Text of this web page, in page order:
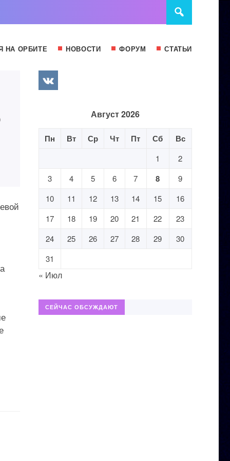
НА ОРБИТЕ НОВОСТИ ФОРУМ СТАТЬИ
Август 2026
Пн Вт Ср Чт Пт Сб Вс
1
2
3
4 5 6 7 8
9
10
11 12 13 14 15
16
17
18 19 20 21 22
23
24
25 26 27 28 29
30
31
« Июл
СЕЙЧАС ОБСУЖДАЮТ